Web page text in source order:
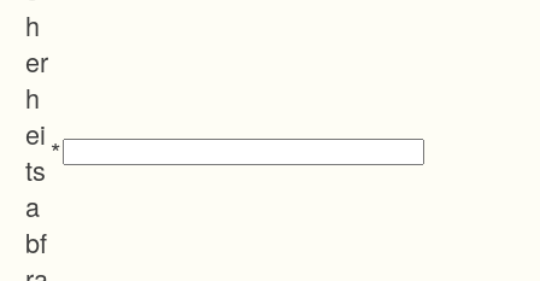
h
er
h
ei
ts
a
bf
*